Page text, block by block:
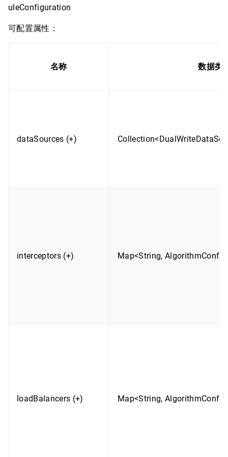
uleConfiguration
可配置属性：
名称 数据类
dataSources (+)
interceptors (+) Map<String,
loadBalancers (+) Map<String,